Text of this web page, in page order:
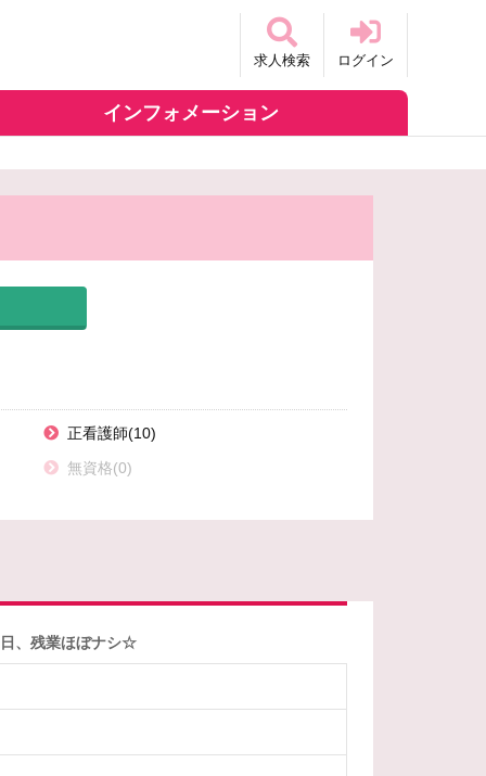
求人検索 ログイン
インフォメーション
正看護師(10)
無資格(0)
、残業ほぼナシ☆